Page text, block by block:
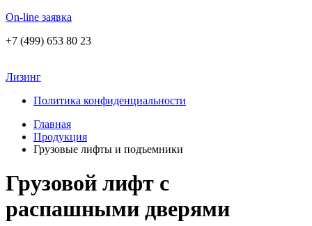
On-line заявка
+7 (499) 653 80 23
Лизинг
Политика конфиденциальности
Главная
Продукция
Грузовые лифты и подъемники
Грузовой лифт с
распашными дверями